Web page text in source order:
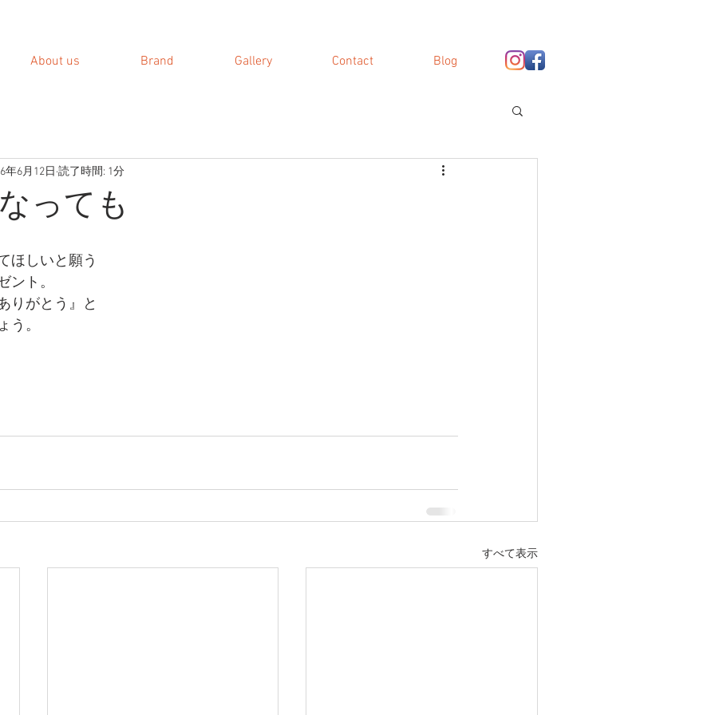
About us Brand Gallery Contact Blog
っても
年6月12日 読了時間: 1分
ほしいと願う
ント。
りがとう』と
う。
すべて表示